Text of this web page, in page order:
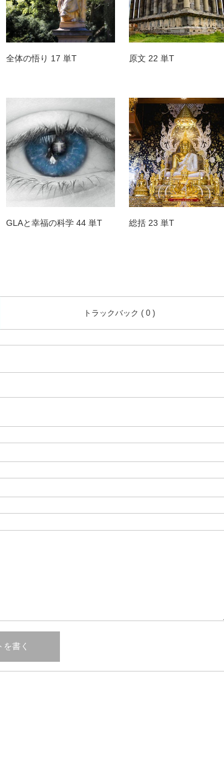
全体の悟り 17 単T 原文 22 単T
GLAと幸福の科学 44 単T 総括 23 単T
トラックバック ( 0 )